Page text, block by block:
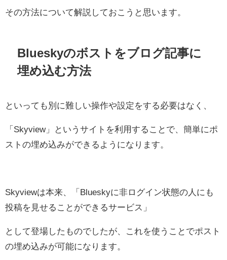
その方法について解説しておこうと思います。
Blueskyのボストをブログ記事に
埋め込む方法
といっても別に難しい操作や設定をする必要はなく、
「Skyview」というサイトを利用することで、簡単にポ
ストの埋め込みができるようになります。
Skyviewは本来、「Blueskyに非ログイン状態の人にも
投稿を見せることができるサービス」
として登場したものでしたが、これを使うことでポスト
の埋め込みが可能になります。